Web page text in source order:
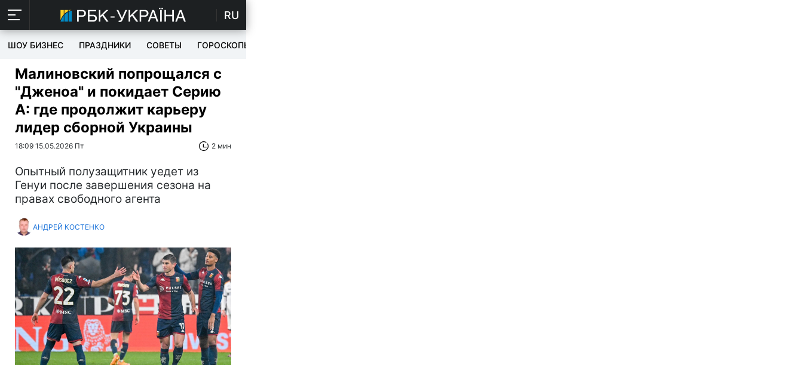
RU
ШОУ БИЗНЕС ПРАЗДНИКИ СОВЕТЫ ГОРОСКОПЫ
Малиновский попрощался с
"Дженоа" и покидает Серию
А: где продолжит карьеру
лидер сборной Украины
18:09 15.05.2026 Пт 2 мин
Опытный полузащитник уедет из
Генуи после завершения сезона на
правах свободного агента
АНДРЕЙ КОСТЕНКО